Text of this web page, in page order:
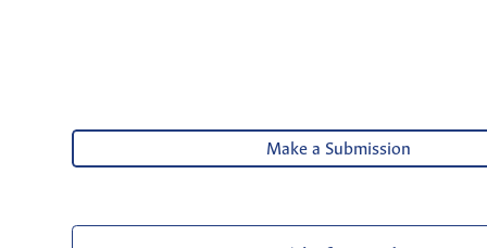
Make a Submission